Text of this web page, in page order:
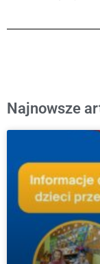
Najnowsze